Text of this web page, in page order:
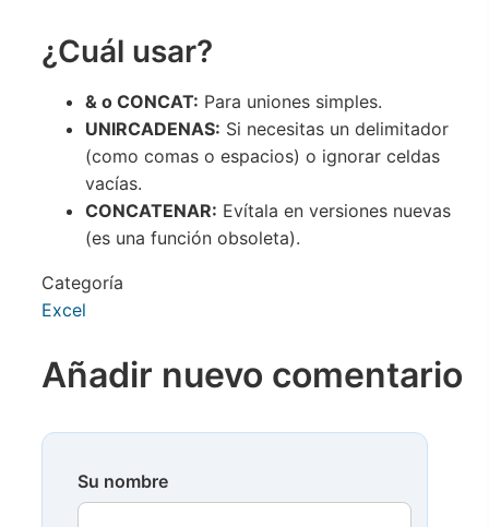
¿Cuál usar?
& o CONCAT: Para uniones simples.
UNIRCADENAS: Si necesitas un delimitador
(como comas o espacios) o ignorar celdas
vacías.
CONCATENAR: Evítala en versiones nuevas
(es una función obsoleta).
Categoría
Excel
Añadir nuevo comentario
Su nombre